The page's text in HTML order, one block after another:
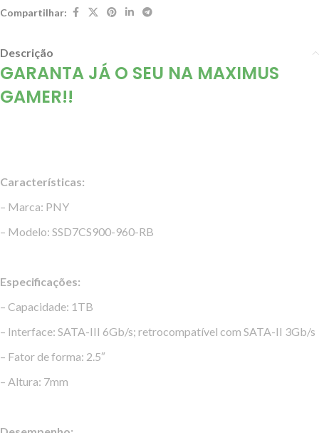
Compartilhar:
Descrição
GARANTA JÁ O SEU NA MAXIMUS
GAMER!!
Características:
– Marca: PNY
– Modelo: SSD7CS900-960-RB
Especificações:
– Capacidade: 1TB
– Interface: SATA-III 6Gb/s; retrocompatível com SATA-II 3Gb/s
– Fator de forma: 2.5″
– Altura: 7mm